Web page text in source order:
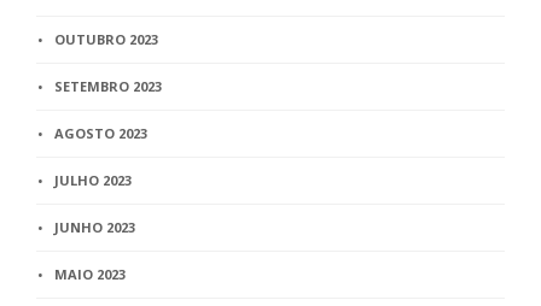
OUTUBRO 2023
SETEMBRO 2023
AGOSTO 2023
JULHO 2023
JUNHO 2023
MAIO 2023